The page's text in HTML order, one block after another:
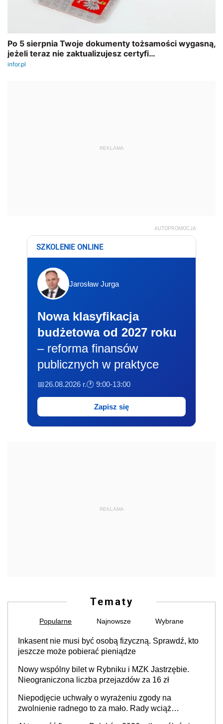
REKLAMA
AUTOPROMOCJA
SZKOLENIE ONLINE
Jarosław Jurga
Nowa klasyfikacja
budżetowa od 2027 roku
– reforma finansów
publicznych w praktyce
📅26.08.2026 r.🕐 9:00-13:00
Zapisz się
REKLAMA
Tematy
Popularne Najnowsze Wybrane
Inkasent nie musi być osobą fizyczną. Sprawdź, kto
jeszcze może pobierać pieniądze
Nowy wspólny bilet w Rybniku i MZK Jastrzębie.
Nieograniczona liczba przejazdów za 16 zł
Niepodjęcie uchwały o wyrażeniu zgody na
zwolnienie radnego to za mało. Rady wciąż